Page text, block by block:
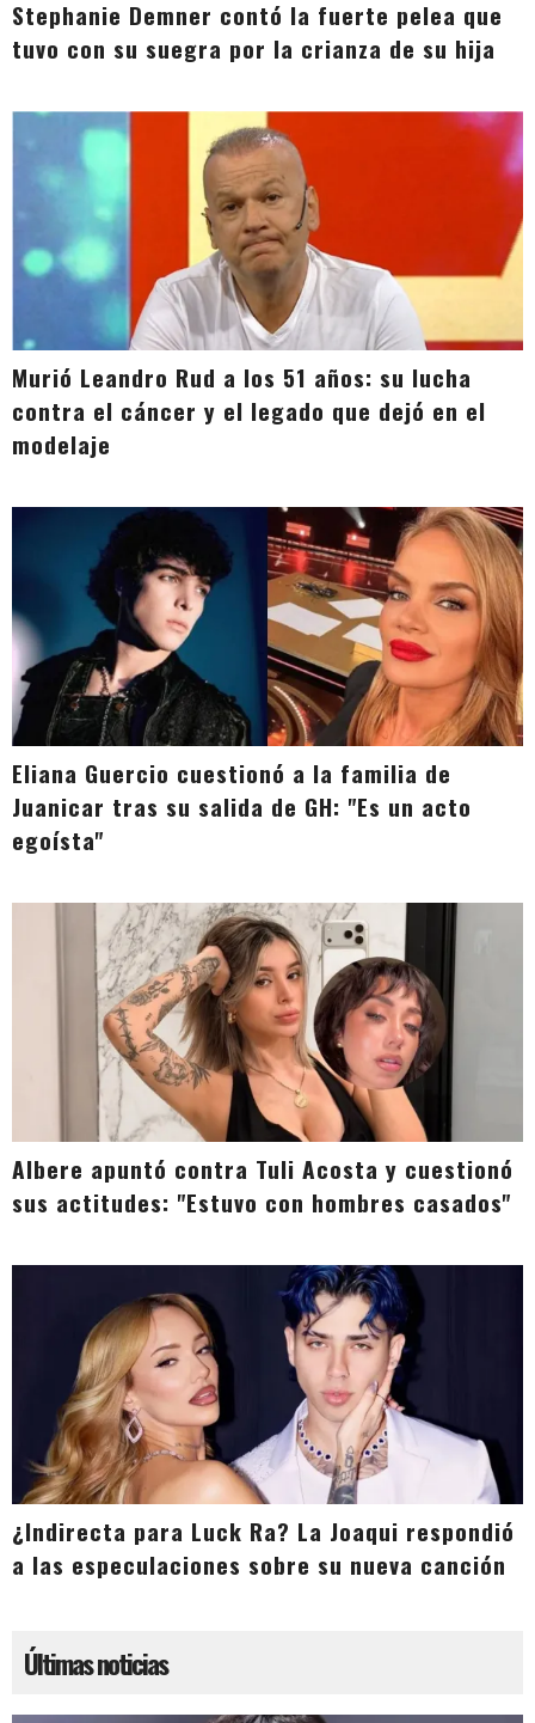
Stephanie Demner contó la fuerte pelea que
tuvo con su suegra por la crianza de su hija
Murió Leandro Rud a los 51 años: su lucha
contra el cáncer y el legado que dejó en el
modelaje
Eliana Guercio cuestionó a la familia de
Juanicar tras su salida de GH: "Es un acto
egoísta"
Albere apuntó contra Tuli Acosta y cuestionó
sus actitudes: "Estuvo con hombres casados"
¿Indirecta para Luck Ra? La Joaqui respondió
a las especulaciones sobre su nueva canción
Últimas noticias